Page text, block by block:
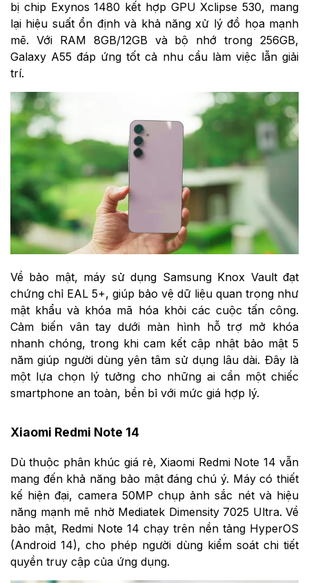
bị chip Exynos 1480 kết hợp GPU Xclipse 530, mang
lại hiệu suất ổn định và khả năng xử lý đồ họa mạnh
mẽ. Với RAM 8GB/12GB và bộ nhớ trong 256GB,
Galaxy A55 đáp ứng tốt cả nhu cầu làm việc lẫn giải
trí.
Về bảo mật, máy sử dụng Samsung Knox Vault đạt
chứng chỉ EAL 5+, giúp bảo vệ dữ liệu quan trọng như
mật khẩu và khóa mã hóa khỏi các cuộc tấn công.
Cảm biến vân tay dưới màn hình hỗ trợ mở khóa
nhanh chóng, trong khi cam kết cập nhật bảo mật 5
năm giúp người dùng yên tâm sử dụng lâu dài. Đây là
một lựa chọn lý tưởng cho những ai cần một chiếc
smartphone an toàn, bền bỉ với mức giá hợp lý.
Xiaomi Redmi Note 14
Dù thuộc phân khúc giá rẻ, Xiaomi Redmi Note 14 vẫn
mang đến khả năng bảo mật đáng chú ý. Máy có thiết
kế hiện đại, camera 50MP chụp ảnh sắc nét và hiệu
năng mạnh mẽ nhờ Mediatek Dimensity 7025 Ultra. Về
bảo mật, Redmi Note 14 chạy trên nền tảng HyperOS
(Android 14), cho phép người dùng kiểm soát chi tiết
quyền truy cập của ứng dụng.